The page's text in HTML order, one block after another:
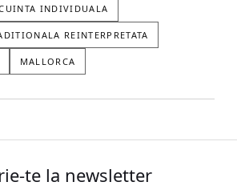
INDIVIDUALA
REINTERPRETATA
MALLORCA
te la newsletter